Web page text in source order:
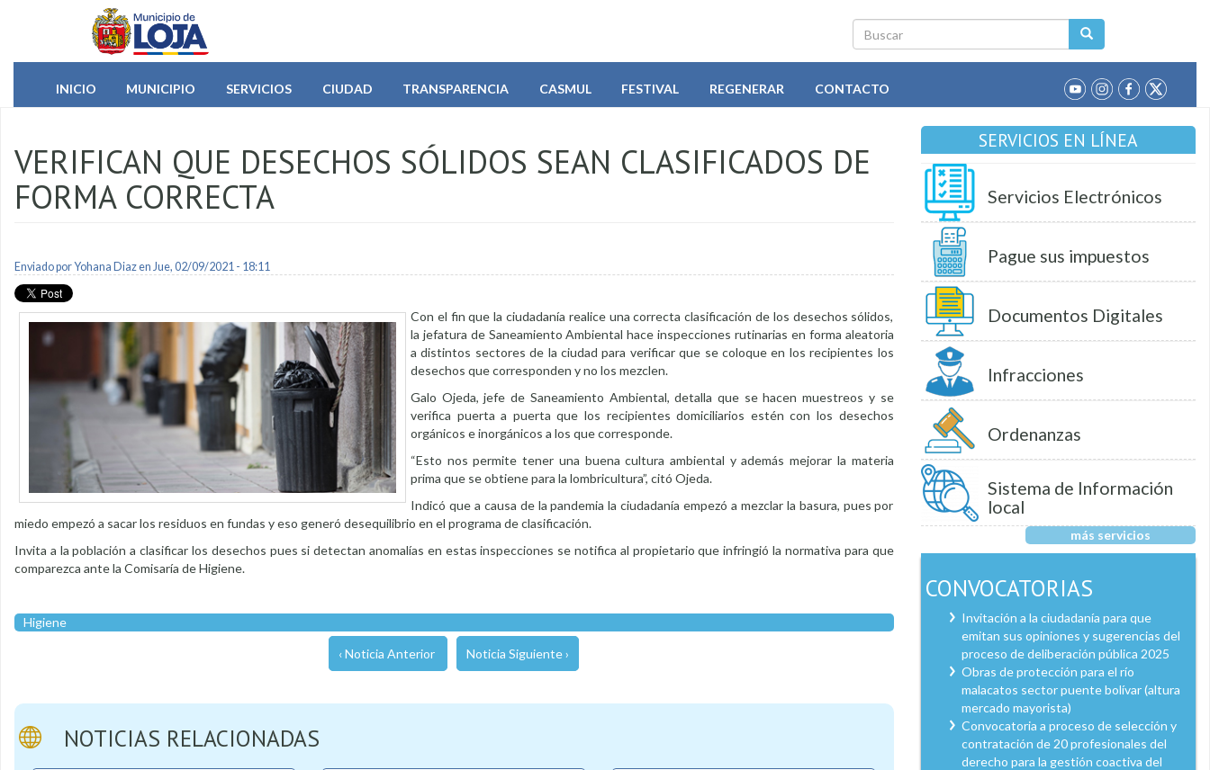
Pasar al contenido principal
Buscar
INICIO
MUNICIPIO SERVICIOS CIUDAD TRANSPARENCIA CASMUL FESTIVAL REGENERAR CONTACTO
VERIFICAN QUE DESECHOS SÓLIDOS SEAN CLASIFICADOS DE
FORMA CORRECTA
Enviado porYohana Diazen Jue, 02/09/2021 - 18:11
Con el fin que la ciudadanía realice una correcta clasificación de los desechos sólidos,
la jefatura de Saneamiento Ambiental hace inspecciones rutinarias en forma aleatoria
a distintos sectores de la ciudad para verificar que se coloque en los recipientes los
desechos que corresponden y no los mezclen.
Galo Ojeda, jefe de Saneamiento Ambiental, detalla que se hacen muestreos y se
verifica puerta a puerta que los recipientes domiciliarios estén con los desechos
orgánicos e inorgánicos a los que corresponde.
“Esto nos permite tener una buena cultura ambiental y además mejorar la materia
prima que se obtiene para la lombricultura”, citó Ojeda.
Indicó que a causa de la pandemia la ciudadanía empezó a mezclar la basura, pues por
miedo empezó a sacar los residuos en fundas y eso generó desequilibrio en el programa de clasificación.
Invita a la población a clasificar los desechos pues si detectan anomalías en estas inspecciones se notifica al propietario que infringió la normativa para que
comparezca ante la Comisaría de Higiene.
Higiene
‹ Noticia Anterior Noticia Siguiente ›
NOTICIAS RELACIONADAS
SERVICIOS EN LÍNEA
Servicios Electrónicos
Pague sus impuestos
Documentos Digitales
Infracciones
Ordenanzas
Sistema de Información
local
más servicios
CONVOCATORIAS
Invitación a la ciudadanía para que
emitan sus opiniones y sugerencias del
proceso de deliberación pública 2025
Obras de protección para el río
malacatos sector puente bolívar (altura
mercado mayorista)
Convocatoria a proceso de selección y
contratación de 20 profesionales del
derecho para la gestión coactiva del